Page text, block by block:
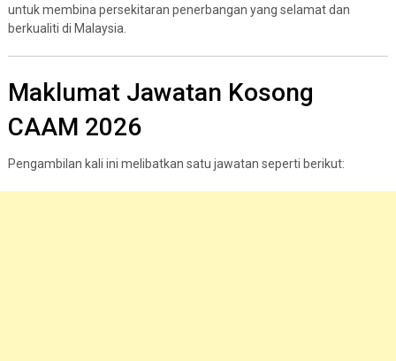
untuk membina persekitaran penerbangan yang selamat dan
berkualiti di Malaysia.
Maklumat Jawatan Kosong
CAAM 2026
Pengambilan kali ini melibatkan satu jawatan seperti berikut: